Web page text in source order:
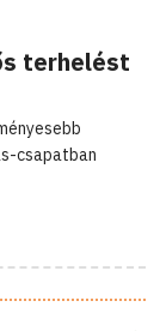
terhelést
csapatban